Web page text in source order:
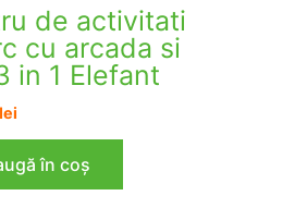
de activitati
cu arcada si
in 1 Elefant
lei
în coș